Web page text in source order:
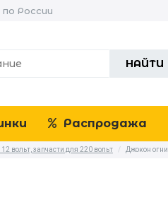
России
НАЙТИ
Распродажа
вольт, запчасти для 220 вольт / Джокон огни